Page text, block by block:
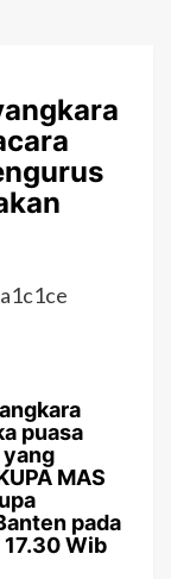
puasa
yang
MAS
pada
Wib